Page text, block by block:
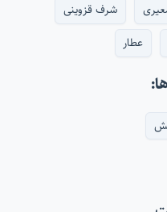
شرف قزوینی
عطار